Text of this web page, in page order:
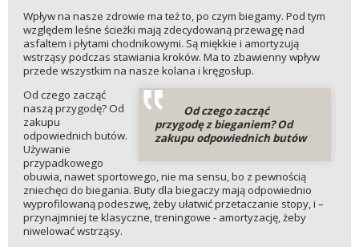
Wpływ na nasze zdrowie ma też to, po czym biegamy. Pod tym
względem leśne ścieżki mają zdecydowaną przewagę nad
asfaltem i płytami chodnikowymi. Są miękkie i amortyzują
wstrząsy podczas stawiania kroków. Ma to zbawienny wpływ
przede wszystkim na nasze kolana i kręgosłup.
Od czego zacząć
przygodę z bieganiem? Od
zakupu odpowiednich butów
Od czego zacząć
naszą przygodę? Od
zakupu
odpowiednich butów.
Używanie
przypadkowego
obuwia, nawet sportowego, nie ma sensu, bo z pewnością
zniechęci do biegania. Buty dla biegaczy mają odpowiednio
wyprofilowaną podeszwę, żeby ułatwić przetaczanie stopy, i –
przynajmniej te klasyczne, treningowe - amortyzację, żeby
niwelować wstrząsy.